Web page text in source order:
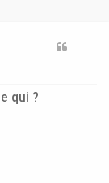
qui ?